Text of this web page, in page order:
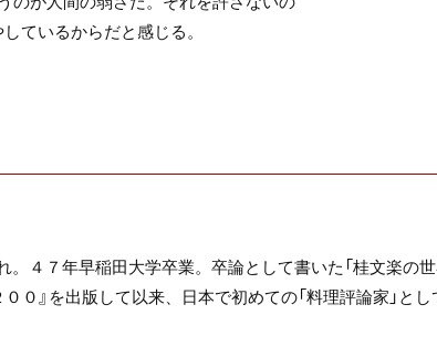
ているからだと感じる。
７年早稲田大学卒業。卒論として書いた「桂文楽の
０』を出版して以来、日本で初めての「料理評論家」と